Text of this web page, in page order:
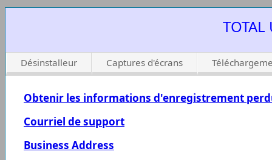
TOTAL
Désinstalleur Captures d'écrans
Obtenir les informations d'enregistrement
Courriel de support
Business Address